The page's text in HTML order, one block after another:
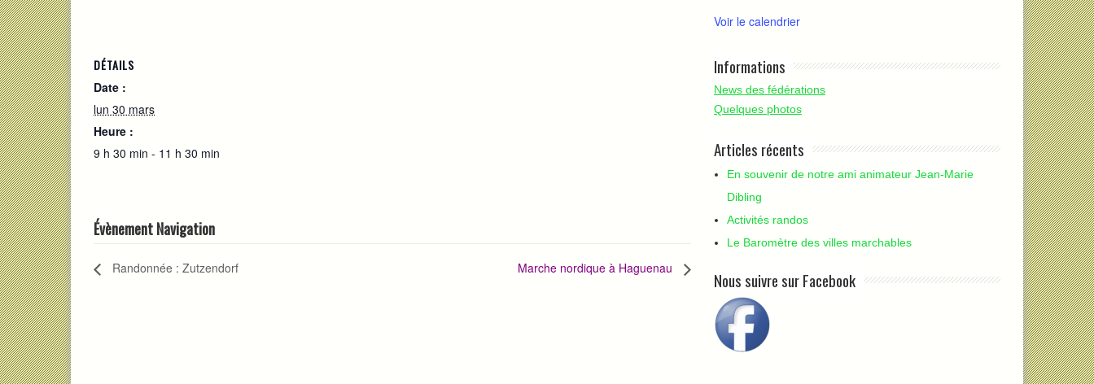
DÉTAILS
Date :
lun 30 mars
Heure :
9 h 30 min - 11 h 30 min
Évènement Navigation
Randonnée : Zutzendorf Marche nordique à Haguenau
Voir le calendrier
Informations
News des fédérations
Quelques photos
Articles récents
En souvenir de notre ami animateur Jean-Marie
Dibling
Activités randos
Le Baromètre des villes marchables
Nous suivre sur Facebook